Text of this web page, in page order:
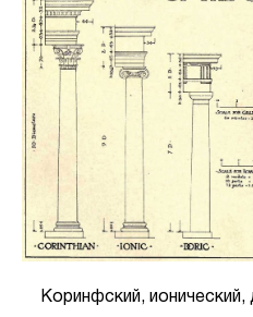
Коринфский, ионический,